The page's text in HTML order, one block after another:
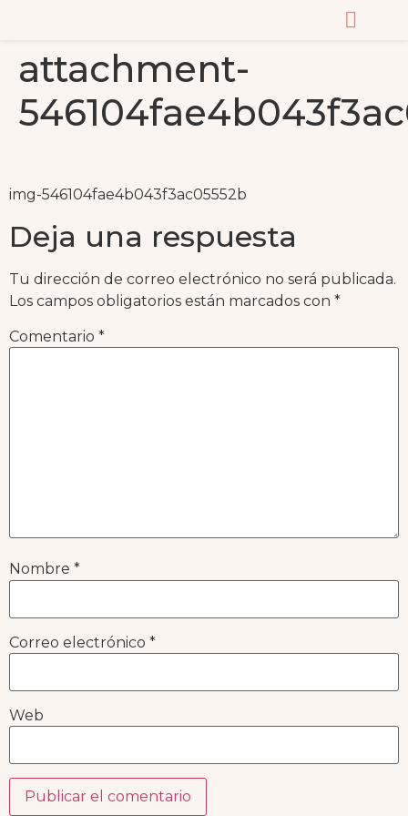
attachment-
img-546104fae4b043f3ac05552b
Deja una respuesta
Tu dirección de correo electrónico no será publicada.
Los campos obligatorios están marcados con *
Comentario *
Nombre *
Correo electrónico *
Web